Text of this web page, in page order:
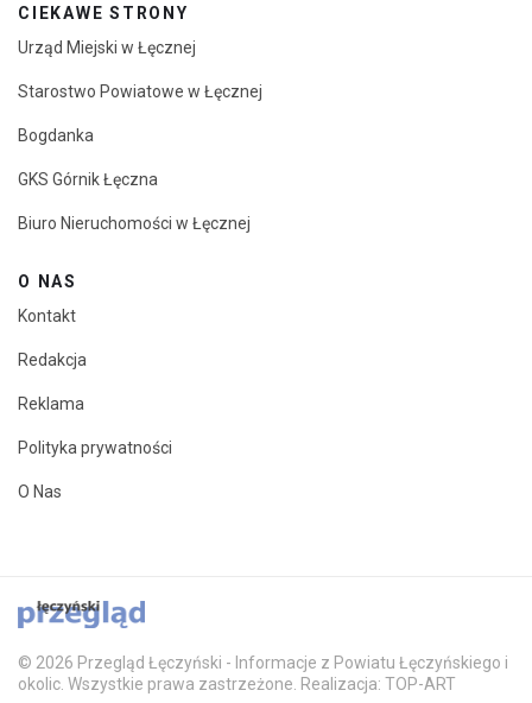
CIEKAWE STRONY
Urząd Miejski w Łęcznej
Starostwo Powiatowe w Łęcznej
Bogdanka
GKS Górnik Łęczna
Biuro Nieruchomości w Łęcznej
O NAS
Kontakt
Redakcja
Reklama
Polityka prywatności
O Nas
© 2026 Przegląd Łęczyński - Informacje z Powiatu Łęczyńskiego i
okolic. Wszystkie prawa zastrzeżone. Realizacja: TOP-ART